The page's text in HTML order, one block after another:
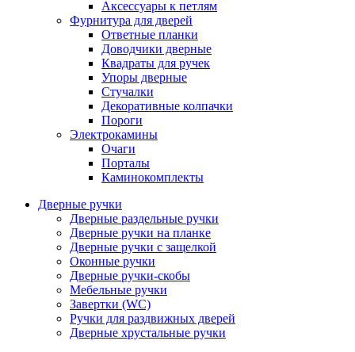
Аксессуары к петлям
Фурнитура для дверей
Ответные планки
Доводчики дверные
Квадраты для ручек
Упоры дверные
Стучалки
Декоративные колпачки
Пороги
Электрокамины
Очаги
Порталы
Каминокомплекты
Дверные ручки
Дверные раздельные ручки
Дверные ручки на планке
Дверные ручки с защелкой
Оконные ручки
Дверные ручки-скобы
Мебельные ручки
Завертки (WC)
Ручки для раздвижных дверей
Дверные хрустальные ручки